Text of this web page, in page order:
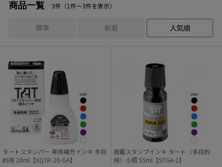
商品一覧 3件（1件〜3件を表示）
標準 新着 人気順
タートスタンパー 専用補充インキ 多目
的用 20ml【XQTR-20-GA】
強着スタンプインキ タート〈多目的
用〉小瓶 55ml【STGA-1】